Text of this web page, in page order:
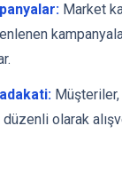
Market
Müşteriler,
olarak